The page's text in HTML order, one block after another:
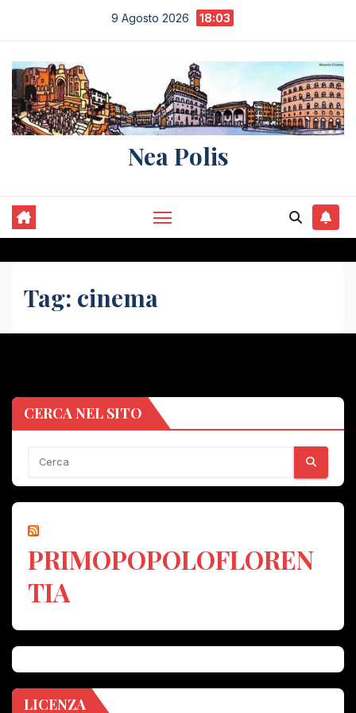
contenuto
9 Agosto 2026 18:03
Nea Polis
Tag: cinema
CERCA NEL SITO
PRIMOPOPOLOFLOREN
TIA
LICENZA